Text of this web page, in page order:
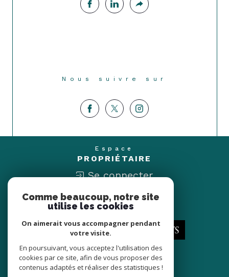
Nous suivre sur
Espace
PROPRIÉTAIRE
Se connecter
Nous
ADHÉRONS
Comme beaucoup, notre site
utilise les cookies
On aimerait vous accompagner pendant
votre visite.
En poursuivant, vous acceptez l'utilisation des
cookies par ce site, afin de vous proposer des
contenus adaptés et réaliser des statistiques !